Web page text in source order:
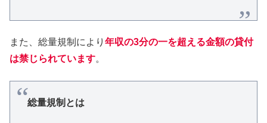
また、総量規制により 年収の3分の一を超える金額の貸付
は禁じられています。
総量規制とは